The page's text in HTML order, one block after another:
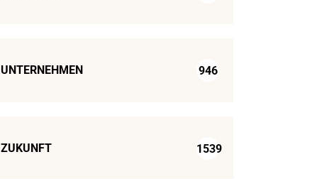
UNTERNEHMEN 946
ZUKUNFT 1539